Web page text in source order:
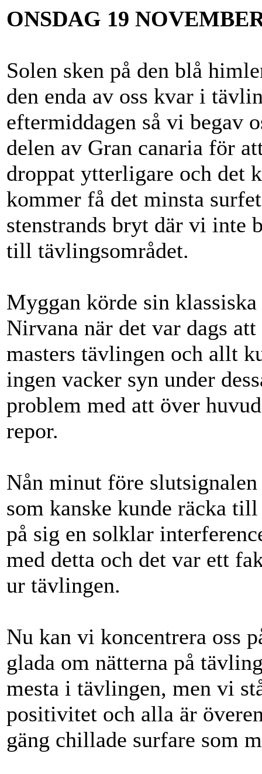
ONSDAG 19
Solen sken på den blå
den enda av oss kvar i
eftermiddagen så vi begav
delen av Gran canaria för
droppat ytterligare och det
kommer få det minsta
stenstrands bryt där vi inte
till tävlingsområdet.
Myggan körde sin
Nirvana när det var dags
masters tävlingen och allt
ingen vacker syn under
problem med att över
repor.
Nån minut före
som kanske kunde räcka
på sig en solklar
med detta och det var ett
ur tävlingen.
Nu kan vi koncentrera oss
glada om nätterna på
mesta i tävlingen, men vi
positivitet och alla är
gäng chillade surfare som